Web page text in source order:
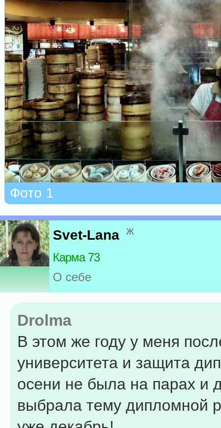
Фото 1
Svet-Lana ж
Карма 73
О себе
Drolma
В этом же году у меня
университета и защита
осени не была на парах и
выбрала тему дипломной